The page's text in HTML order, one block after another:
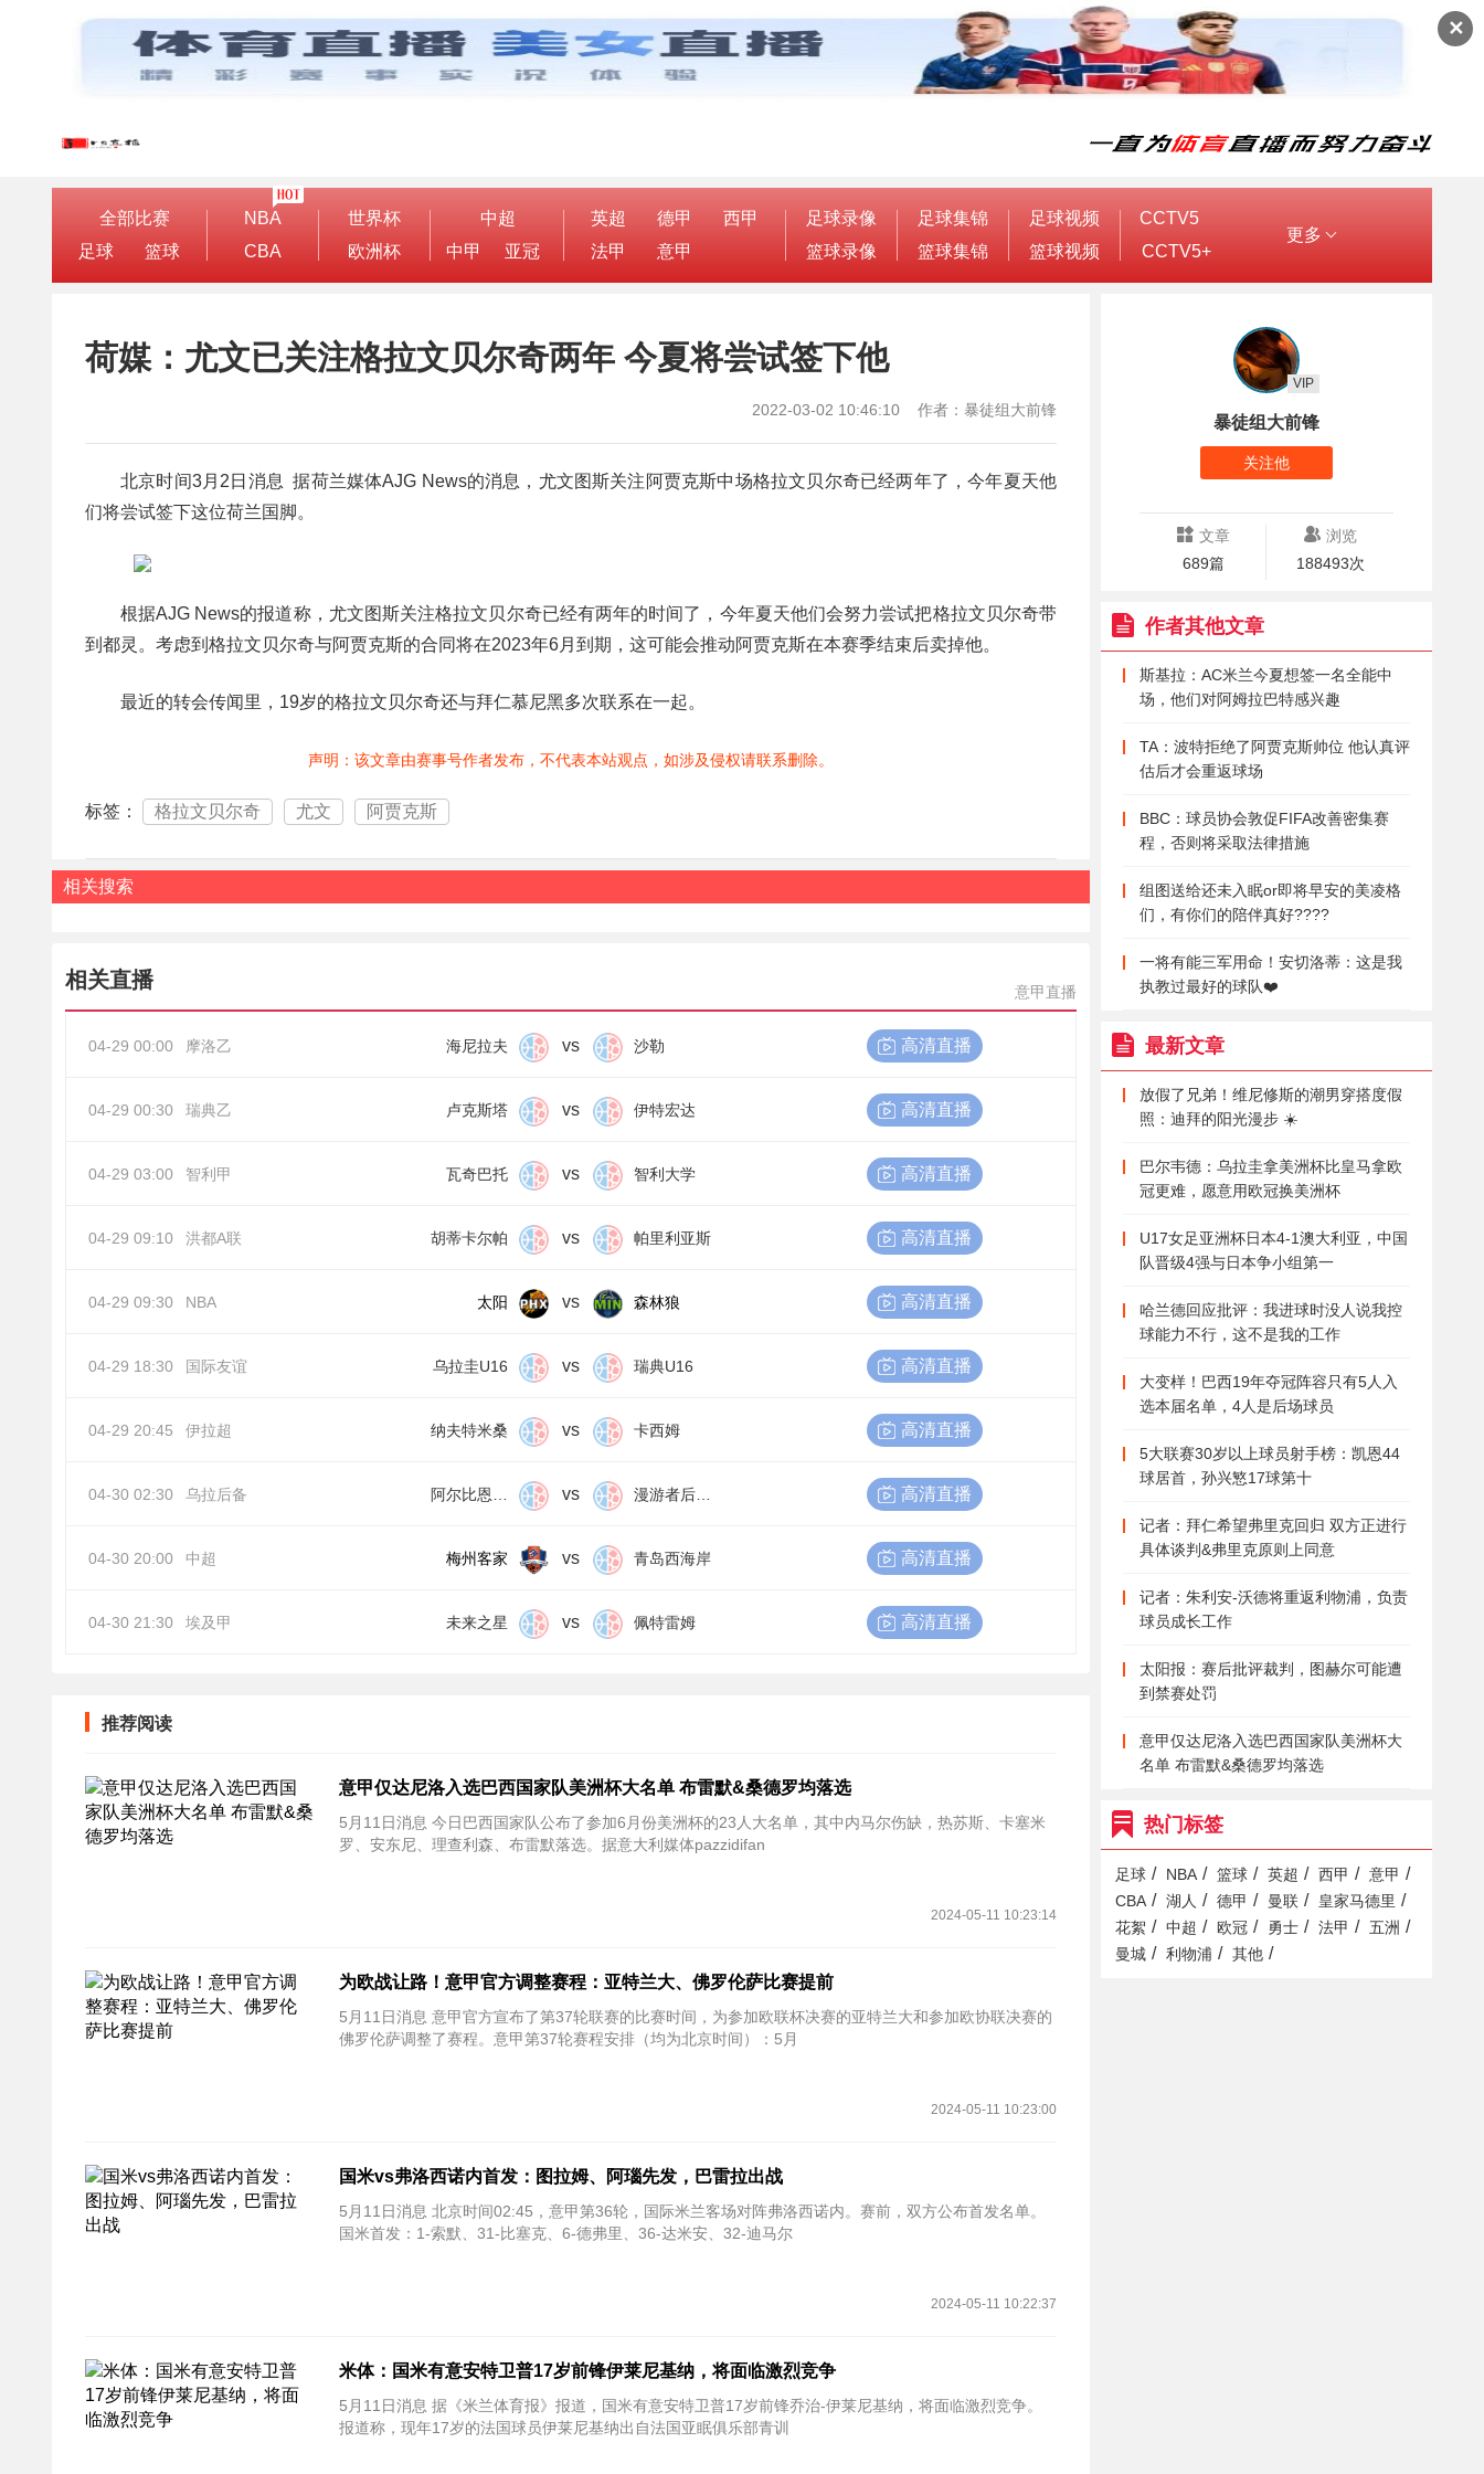
✕
全部比赛
足球
篮球
NBA
CBA
世界杯
欧洲杯
中超
中甲
亚冠
英超 德甲
西甲
法甲
意甲
足球录像
篮球录像
足球集锦
篮球集锦
足球视频
篮球视频
CCTV5
CCTV5+
更多
荷媒：尤文已关注格拉文贝尔奇两年 今夏将尝试签下他
2022-03-02 10:46:10 作者：暴徒组大前锋
北京时间3月2日消息 据荷兰媒体AJG News的消息，尤文图斯关注阿贾克斯中场格拉文贝尔奇已经两年了，今年夏天他
们将尝试签下这位荷兰国脚。
根据AJG News的报道称，尤文图斯关注格拉文贝尔奇已经有两年的时间了，今年夏天他们会努力尝试把格拉文贝尔奇带
到都灵。考虑到格拉文贝尔奇与阿贾克斯的合同将在2023年6月到期，这可能会推动阿贾克斯在本赛季结束后卖掉他。
最近的转会传闻里，19岁的格拉文贝尔奇还与拜仁慕尼黑多次联系在一起。
声明：该文章由赛事号作者发布，不代表本站观点，如涉及侵权请联系删除。
标签： 格拉文贝尔奇 尤文 阿贾克斯
相关搜索
相关直播 意甲直播
04-29 00:00 摩洛乙 海尼拉夫 vs 沙勒 高清直播
04-29 00:30 瑞典乙 卢克斯塔 vs 伊特宏达 高清直播
04-29 03:00 智利甲 瓦奇巴托 vs 智利大学 高清直播
04-29 09:10 洪都A联 胡蒂卡尔帕 vs 帕里利亚斯 高清直播
04-29 09:30 NBA 太阳 vs 森林狼 高清直播
04-29 18:30 国际友谊 乌拉圭U16 vs 瑞典U16 高清直播
04-29 20:45 伊拉超 纳夫特米桑 vs 卡西姆 高清直播
04-30 02:30 乌拉后备 vs 高清直播
04-30 20:00 中超 梅州客家 vs 青岛西海岸 高清直播
04-30 21:30 埃及甲 未来之星 vs 佩特雷姆 高清直播
推荐阅读
意甲仅达尼洛入选巴西国家队美洲杯大名单 布雷默&桑德罗均落选
5月11日消息 今日巴西国家队公布了参加6月份美洲杯的23人大名单，其中内马尔伤缺，热苏斯、卡塞米
罗、安东尼、理查利森、布雷默落选。据意大利媒体pazzidifan
2024-05-11 10:23:14
为欧战让路！意甲官方调整赛程：亚特兰大、佛罗伦萨比赛提前
5月11日消息 意甲官方宣布了第37轮联赛的比赛时间，为参加欧联杯决赛的亚特兰大和参加欧协联决赛的
佛罗伦萨调整了赛程。意甲第37轮赛程安排（均为北京时间）：5月
2024-05-11 10:23:00
国米vs弗洛西诺内首发：图拉姆、阿瑙先发，巴雷拉出战
5月11日消息 北京时间02:45，意甲第36轮，国际米兰客场对阵弗洛西诺内。赛前，双方公布首发名单。
国米首发：1-索默、31-比塞克、6-德弗里、36-达米安、32-迪马尔
2024-05-11 10:22:37
米体：国米有意安特卫普17岁前锋伊莱尼基纳，将面临激烈竞争
5月11日消息 据《米兰体育报》报道，国米有意安特卫普17岁前锋乔治-伊莱尼基纳，将面临激烈竞争。
报道称，现年17岁的法国球员伊莱尼基纳出自法国亚眠俱乐部青训
暴徒组大前锋
VIP
关注他
文章
689篇
浏览
188493次
作者其他文章
斯基拉：AC米兰今夏想签一名全能中
场，他们对阿姆拉巴特感兴趣
TA：波特拒绝了阿贾克斯帅位 他认真评
估后才会重返球场
BBC：球员协会敦促FIFA改善密集赛
程，否则将采取法律措施
组图送给还未入眠or即将早安的美凌格
们，有你们的陪伴真好????
一将有能三军用命！安切洛蒂：这是我
执教过最好的球队❤️
最新文章
放假了兄弟！维尼修斯的潮男穿搭度假
照：迪拜的阳光漫步 ☀️
巴尔韦德：乌拉圭拿美洲杯比皇马拿欧
冠更难，愿意用欧冠换美洲杯
U17女足亚洲杯日本4-1澳大利亚，中国
队晋级4强与日本争小组第一
哈兰德回应批评：我进球时没人说我控
球能力不行，这不是我的工作
大变样！巴西19年夺冠阵容只有5人入
选本届名单，4人是后场球员
5大联赛30岁以上球员射手榜：凯恩44
球居首，孙兴慜17球第十
记者：拜仁希望弗里克回归 双方正进行
具体谈判&弗里克原则上同意
记者：朱利安-沃德将重返利物浦，负责
球员成长工作
太阳报：赛后批评裁判，图赫尔可能遭
到禁赛处罚
意甲仅达尼洛入选巴西国家队美洲杯大
名单 布雷默&桑德罗均落选
热门标签
足球 / NBA / 篮球 / 英超 / 西甲 / 意甲 /
CBA / 湖人 / 德甲 / 曼联 / 皇家马德里 /
花絮 / 中超 / 欧冠 / 勇士 / 法甲 / 五洲 /
曼城 / 利物浦 / 其他 /